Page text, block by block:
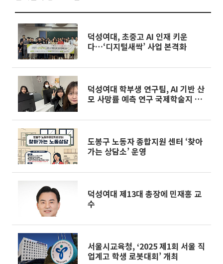
덕성여대, 초중고 AI 인재 키운
다…‘디지털새싹’ 사업 본격화
덕성여대 학부생 연구팀, AI 기반 산
모 사망률 예측 연구 국제학술지 게
도봉구 노동자 종합지원 센터 ‘찾아
가는 상담소’ 운영
덕성여대 제13대 총장에 민재홍 교
수
서울시교육청, ‘2025 제1회 서울 직
업계고 학생 로봇대회’ 개최